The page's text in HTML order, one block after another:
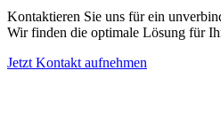
Kontaktieren Sie uns für ein
Wir finden die optimale Lösung für
Jetzt Kontakt aufnehmen